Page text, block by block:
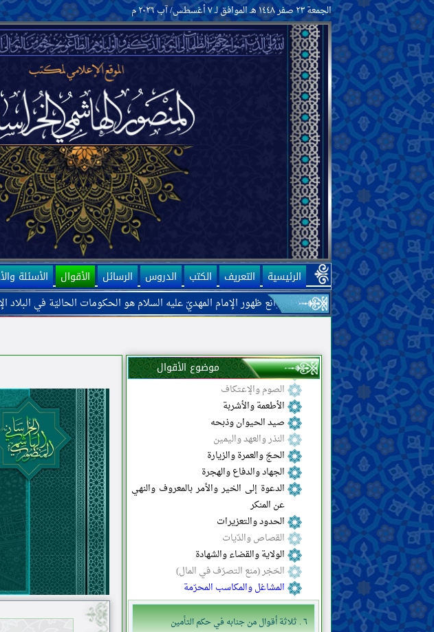
الجمعة ٢٣ صفر ١٤٤٨ هـ الموافق لـ ٧ أغسطس/ آب ٢٠٢٦ م
الرئيسية التعريف الكتب الدروس الرسائل الأقوال الأسئلة
اللّه تعالى أنّ أحد موانع ظهور الإمام المهديّ عليه السلام هو الحكومات الحاليّة في البلاد
موضوع الأقوال
صفات أهل بيت النبيّ الخاتم وسيرتهم
ما يتعلّق بالمهديّ
وجود المهديّ وصفاته
المنصور وحركته لتمهيد ظهور المهديّ
صفات الإيمان والكفر وأهلهما
ما يتعلّق بالأديان والمذاهب والفِرَق
الطهارات والنجاسات
الجنابة والحيض والنفاس والاستحاضة
والإياس
الطبّ والتداوي
الصلاة
الزكاة والخمس والصدقة والوقف
الصوم والإعتكاف
الأطعمة والأشربة
صيد الحيوان وذبحه
النذر والعهد واليمين
الحجّ والعمرة والزيارة
الجهاد والدفاع والهجرة
الدعوة إلى الخير والأمر بالمعروف والنهي
عن المنكر
الحدود والتعزيرات
القصاص والدّيات
الولاية والقضاء والشهادة
الحَجْر (منع التصرّف في المال)
المشاغل والمكاسب المحرّمة
٦ . ثلاثة أقوال من جنابه في حكم التأمين